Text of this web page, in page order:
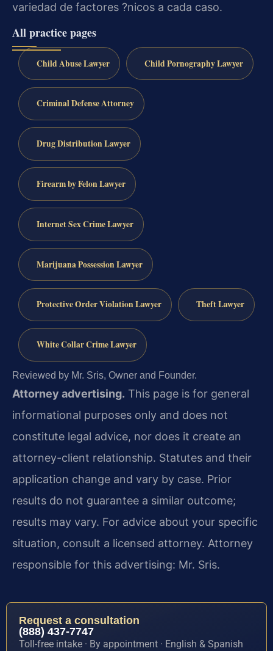
variedad de factores ?nicos a cada caso.
All practice pages
Child Abuse Lawyer Child Pornography Lawyer
Criminal Defense Attorney
Drug Distribution Lawyer
Firearm by Felon Lawyer
Internet Sex Crime Lawyer
Marijuana Possession Lawyer
Protective Order Violation Lawyer Theft Lawyer
White Collar Crime Lawyer
Reviewed by Mr. Sris, Owner and Founder.
Attorney advertising. This page is for general
informational purposes only and does not
constitute legal advice, nor does it create an
attorney-client relationship. Statutes and their
application change and vary by case. Prior
results do not guarantee a similar outcome;
results may vary. For advice about your specific
situation, consult a licensed attorney. Attorney
responsible for this advertising: Mr. Sris.
Request a consultation
(888) 437-7747
Toll-free intake · By appointment · English & Spanish